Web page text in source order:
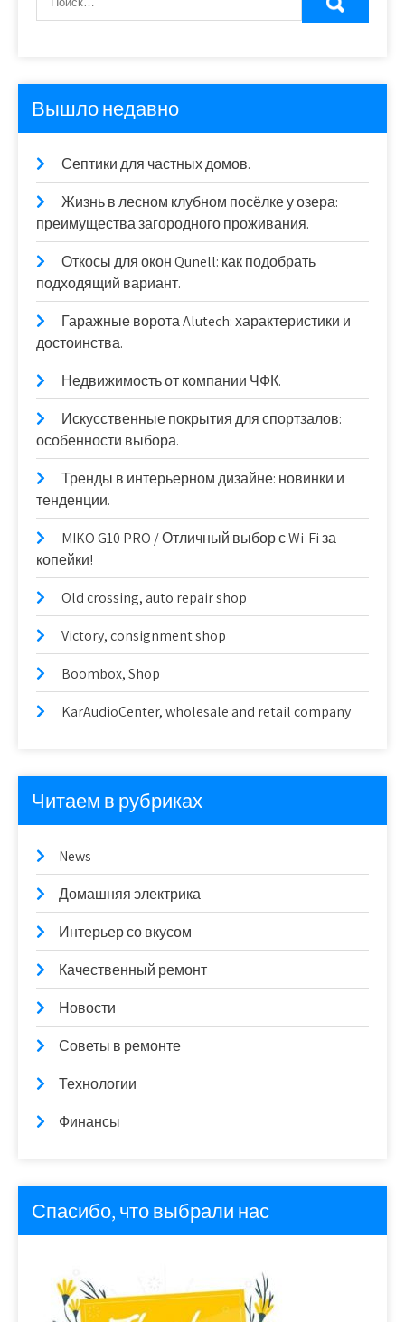
Вышло недавно
Септики для частных домов.
Жизнь в лесном клубном посёлке у озера:
преимущества загородного проживания.
Откосы для окон Qunell: как подобрать
подходящий вариант.
Гаражные ворота Alutech: характеристики и
достоинства.
Недвижимость от компании ЧФК.
Искусственные покрытия для спортзалов:
особенности выбора.
Тренды в интерьерном дизайне: новинки и
тенденции.
MIKO G10 PRO / Отличный выбор с Wi-Fi за
копейки!
Old crossing, auto repair shop
Victory, consignment shop
Boombox, Shop
KarAudioCenter, wholesale and retail company
Читаем в рубриках
News
Домашняя электрика
Интерьер со вкусом
Качественный ремонт
Новости
Советы в ремонте
Технологии
Финансы
Спасибо, что выбрали нас